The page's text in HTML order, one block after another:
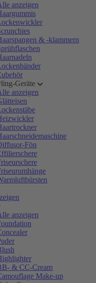
anzeigen
& -klammern
Geräte
anzeigen
Fön
anzeigen
& CC-Cream
Make-up